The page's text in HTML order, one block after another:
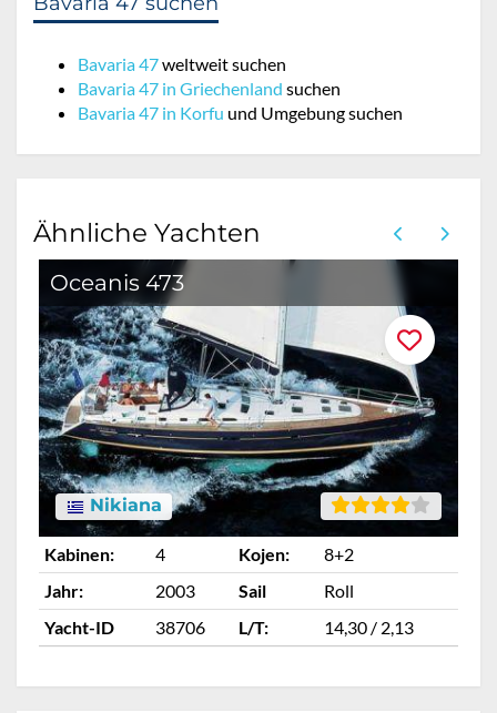
Bavaria 47weltweit suchen
Bavaria 47 in Griechenland suchen
Bavaria 47 in Korfu und Umgebung suchen
Ähnliche Yachten
Oceanis 473
Nikiana
Kabinen: 4 Kojen:
8+2
Jahr:
2003 Sail
Roll
Yacht-ID
38706 L/T: 14,30 / 2,13